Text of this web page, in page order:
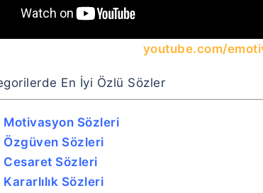
youtube.com/
En İyi Özlü Sözler
Motivasyon Sözleri
Özgüven Sözleri
Cesaret Sözleri
Kararlılık Sözleri